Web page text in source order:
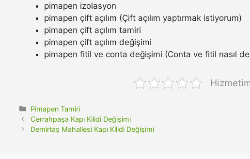
pimapen izolasyon
pimapen çift açılım (Çift açılım yaptırmak istiyorum)
pimapen çift açılım tamiri
pimapen çift açılım değişimi
pimapen fitil ve conta değişimi (Conta ve fitil nasıl
Kategoriler
Pimapen Tamiri
Cerrahpaşa Kapı Kilidi Değişimi
Demirtaş Mahallesi Kapı Kilidi Değişimi